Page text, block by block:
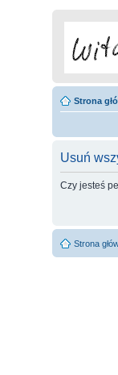
Strona
Usuń
Czy jesteś
Strona